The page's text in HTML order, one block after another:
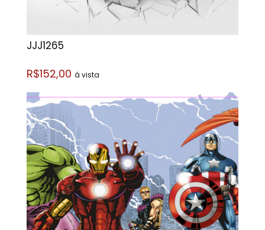
JJJ1265
R$152,00 á vista